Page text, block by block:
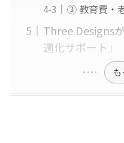
③ 教育費・
Three Designs
適化サポート」
も